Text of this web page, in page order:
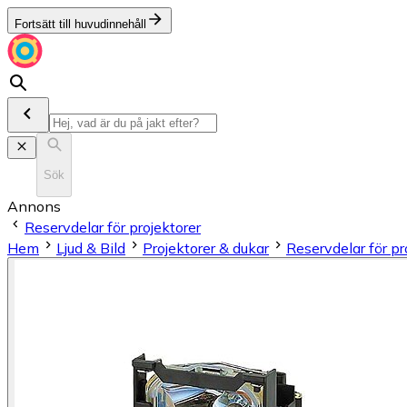
Fortsätt till huvudinnehåll
Sök
Annons
Reservdelar för projektorer
Hem
Ljud & Bild Projektorer & dukar Reservdelar för